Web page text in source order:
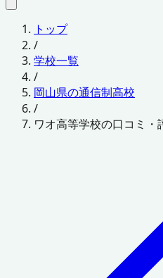
トップ
/
学校一覧
/
岡山県の通信制高校
/
ワオ高等学校の口コミ・